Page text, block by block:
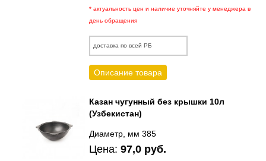
* актуальность цен и наличие уточняйте у менеджера в
день обращения
доставка по всей РБ
Описание товара
Казан чугунный без крышки 10л
(Узбекистан)
Диаметр, мм 385
Цена: 97,0 руб.